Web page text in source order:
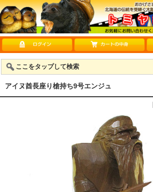
ここをタップして検索
アイヌ酋長座り槍持ち9号エンジュ